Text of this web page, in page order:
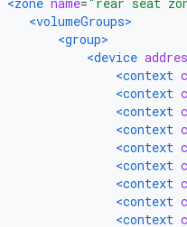
<volumeGroups>
<group>
<device
<context
<context
<context
<context
<context
<context
<context
<context
<context